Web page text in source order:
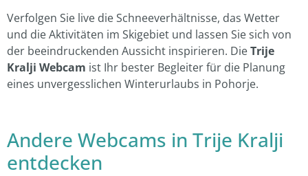
Verfolgen Sie live die Schneeverhältnisse, das Wetter
und die Aktivitäten im Skigebiet und lassen Sie sich von
der beeindruckenden Aussicht inspirieren. DieTrije
Kralji Webcam ist Ihr bester Begleiter für die Planung
eines unvergesslichen Winterurlaubs in Pohorje.
Andere Webcams in Trije Kralji
entdecken